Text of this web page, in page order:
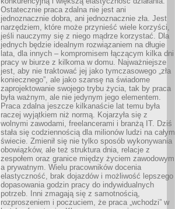
Ostatecznie praca zdalna nie jest ani
jednoznacznie dobra, ani jednoznacznie zła. Jest
narzędziem, które może przynieść wiele korzyści,
jeśli nauczymy się z niego mądrze korzystać. Dla
jednych będzie idealnym rozwiązaniem na długie
lata, dla innych – kompromisem łączącym kilka dni
pracy w biurze z kilkoma w domu. Najważniejsze
jest, aby nie traktować jej jako tymczasowego „zła
koniecznego”, ale jako szansę na świadome
zaprojektowanie swojego trybu życia, tak by praca
była ważnym, ale nie jedynym jego elementem.
Praca zdalna jeszcze kilkanaście lat temu była
raczej wyjątkiem niż normą. Kojarzyła się z
wolnymi zawodami, freelancerami i branżą IT. Dziś
stała się codziennością dla milionów ludzi na całym
świecie. Zmienił się nie tylko sposób wykonywania
obowiązków, ale też struktura dnia, relacje z
zespołem oraz granice między życiem zawodowym
a prywatnym. Wielu pracowników docenia
elastyczność, brak dojazdów i możliwość lepszego
dopasowania godzin pracy do indywidualnych
potrzeb. Inni zmagają się z samotnością,
rozproszeniem i poczuciem, że praca „wchodzi” w